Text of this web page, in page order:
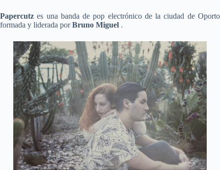
Papercutz es una banda de pop electrónico de la ciudad de Oporto
formada y liderada porBruno Miguel .